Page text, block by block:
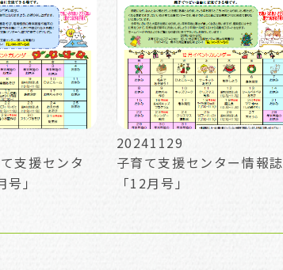
支援センタ
」
20241129
子育て支援センター情報誌
「12月号」